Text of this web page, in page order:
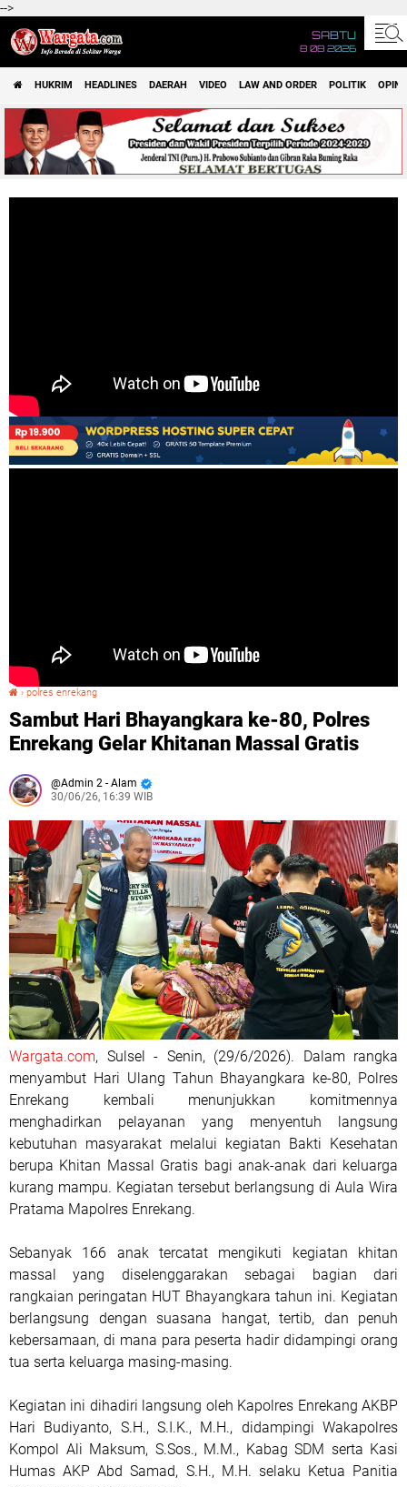
-->
SABTU
8 08 2026
HUKRIM HEADLINES DAERAH VIDEO LAW AND ORDER POLITIK OPINI
› polres enrekang
Sambut Hari Bhayangkara ke-80, Polres
Enrekang Gelar Khitanan Massal Gratis
Admin 2 - Alam
30/06/26, 16:39 WIB
Wargata.com, Sulsel - Senin, (29/6/2026). Dalam rangka
menyambut Hari Ulang Tahun Bhayangkara ke-80, Polres
Enrekang kembali menunjukkan komitmennya
menghadirkan pelayanan yang menyentuh langsung
kebutuhan masyarakat melalui kegiatan Bakti Kesehatan
berupa Khitan Massal Gratis bagi anak-anak dari keluarga
kurang mampu. Kegiatan tersebut berlangsung di Aula Wira
Pratama Mapolres Enrekang.
Sebanyak 166 anak tercatat mengikuti kegiatan khitan
massal yang diselenggarakan sebagai bagian dari
rangkaian peringatan HUT Bhayangkara tahun ini. Kegiatan
berlangsung dengan suasana hangat, tertib, dan penuh
kebersamaan, di mana para peserta hadir didampingi orang
tua serta keluarga masing-masing.
Kegiatan ini dihadiri langsung oleh Kapolres Enrekang AKBP
Hari Budiyanto, S.H., S.I.K., M.H., didampingi Wakapolres
Kompol Ali Maksum, S.Sos., M.M., Kabag SDM serta Kasi
Humas AKP Abd Samad, S.H., M.H. selaku Ketua Panitia